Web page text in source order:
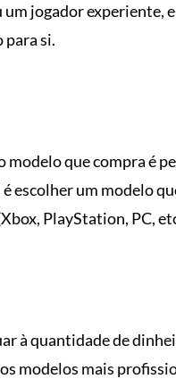
jogador experiente,
para si.
modelo que compra é
escolher um modelo
PlayStation, PC,
à quantidade de
modelos mais